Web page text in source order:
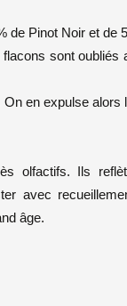
Pinot Noir et de
sont
en expulse alors
olfactifs. Ils
avec
âge.